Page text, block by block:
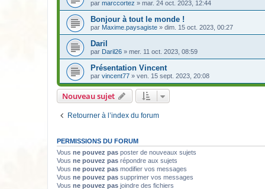
par marccortez » mar. 24 oct. 2023, 12:44
Bonjour à tout le monde !
par Maxime.paysagiste » dim. 15 oct. 2023, 00:27
Daril
par Daril26 » mer. 11 oct. 2023, 08:59
Présentation Vincent
par vincent77 » ven. 15 sept. 2023, 20:08
Nouveau sujet
Retourner à l’index du forum
PERMISSIONS DU FORUM
Vous ne pouvez pas poster de nouveaux sujets
Vous ne pouvez pas répondre aux sujets
Vous ne pouvez pas modifier vos messages
Vous ne pouvez pas supprimer vos messages
Vous ne pouvez pas joindre des fichiers